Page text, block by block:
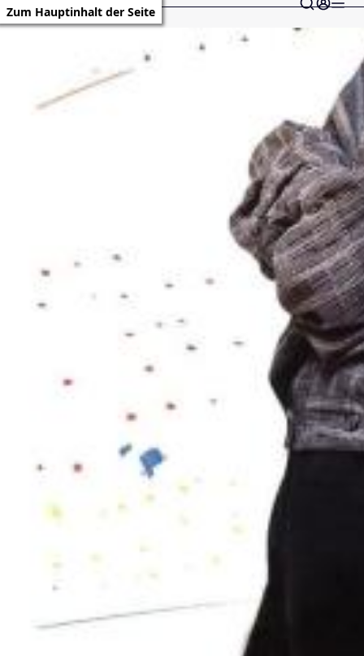
Zum Hauptinhalt der Seite